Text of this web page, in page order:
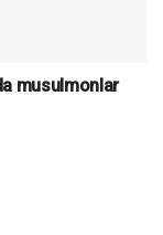
musulmonlar